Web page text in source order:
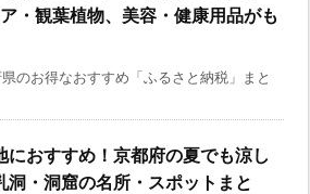
・観葉植物、美容・健康用品がも
のお得なおすすめ「ふるさと納税」まと
におすすめ！京都府の夏でも涼し
洞・洞窟の名所・スポットまと